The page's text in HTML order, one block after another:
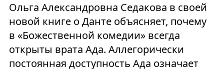
Ольга Александровна Седакова в своей
новой книге о Данте объясняет, почему
в «Божественной комедии» всегда
открыты врата Ада. Аллегорически
постоянная доступность Ада означает